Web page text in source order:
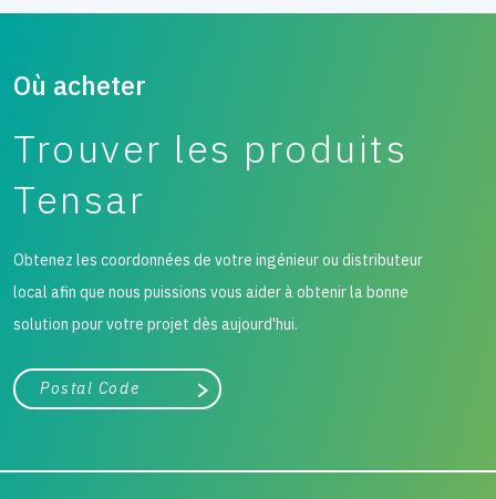
Où acheter
Trouver les produits
Tensar
Obtenez les coordonnées de votre ingénieur ou distributeur
local afin que nous puissions vous aider à obtenir la bonne
solution pour votre projet dès aujourd'hui.
Ville, état ou code postal
Chercher